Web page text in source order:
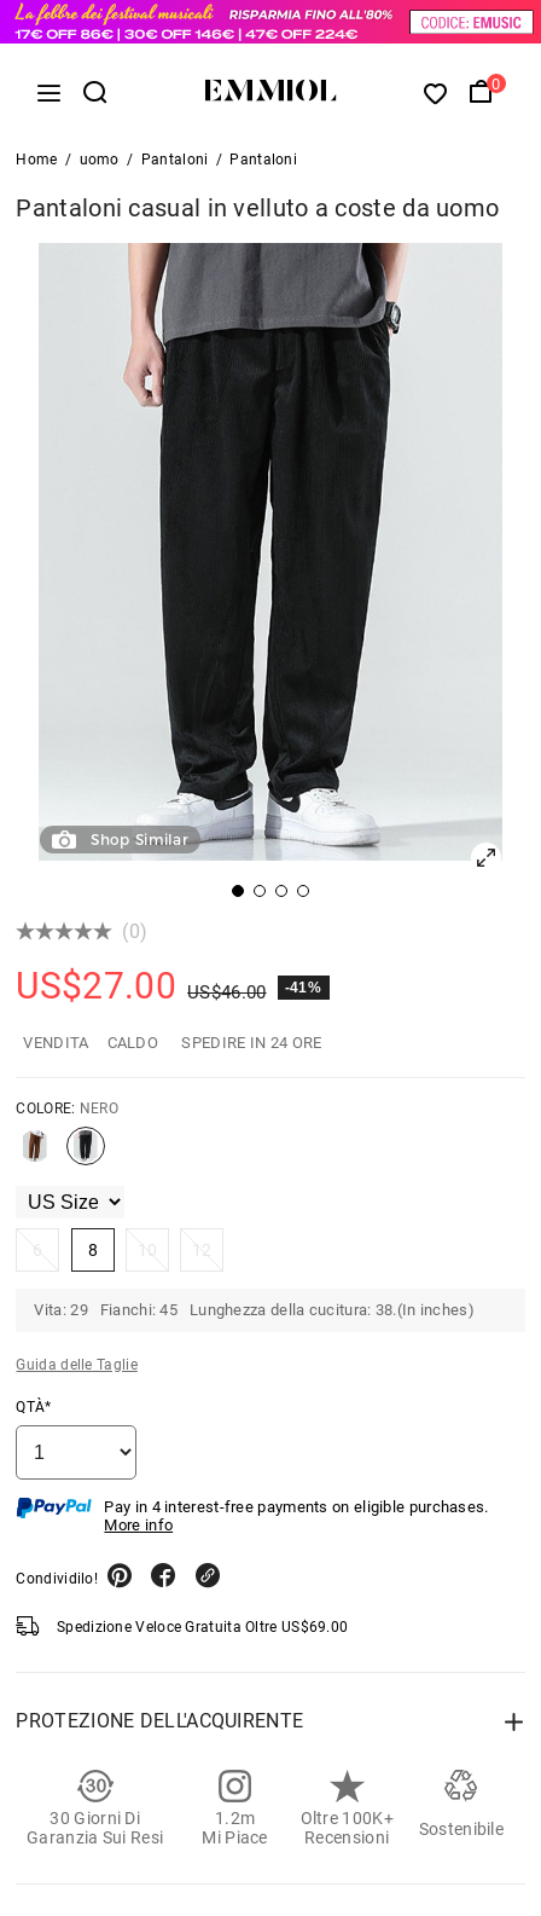
0
Home / uomo / Pantaloni / Pantaloni
Pantaloni casual in velluto a coste da uomo
Shop Similar
(0)
US$27.00 US$46.00 -41%
VENDITA CALDO SPEDIRE IN 24 ORE
COLORE: NERO
6 8 10 12
Vita: 29 Fianchi: 45 Lunghezza della cucitura: 38.(In inches)
Guida delle Taglie
QTÀ*
Pay in 4 interest-free payments on eligible purchases.
More info
Condividilo!
Spedizione Veloce Gratuita Oltre US$69.00
PROTEZIONE DELL'ACQUIRENTE
30 Giorni Di
Garanzia Sui Resi
1.2m
Mi Piace
Oltre 100K+
Recensioni
Sostenibile